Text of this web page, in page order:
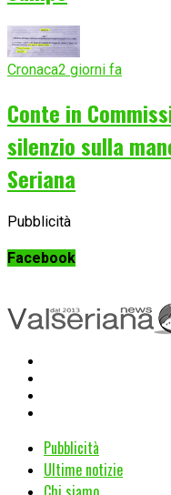
Cronaca2 giorni fa
Conte in
silenzio sulla
Seriana
Pubblicità
Facebook
Pubblicità
Ultime notizie